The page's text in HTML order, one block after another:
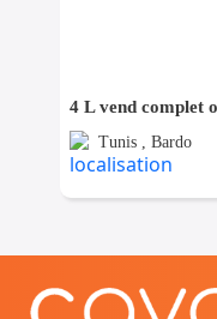
4 L vend
Tunis , Bardo